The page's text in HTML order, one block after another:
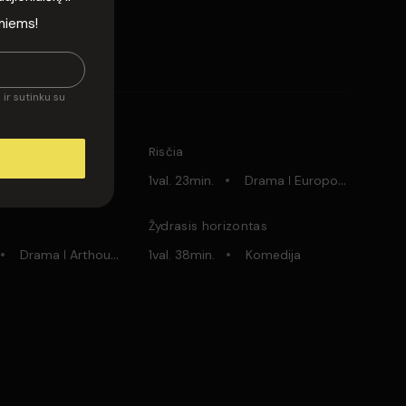
komentarai
Drama Europos Arthouse Lietuviški
Risčia
1val. 23min. Drama Europos
Lietuviški
Drama Arthouse Lietuviški
Žydrasis horizontas
1val. 38min. Komedija
sutinku su